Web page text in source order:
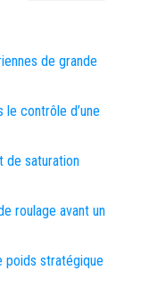
de grande
le contrôle d’une
de saturation
roulage avant un
poids stratégique